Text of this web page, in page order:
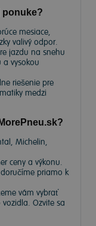
ponuke?
mesiace,
valivý odpor.
jazdu na snehu
vysokou
riešenie pre
medzi
Michelin,
ceny a výkonu.
priamo k
vám vybrať
Ozvite sa